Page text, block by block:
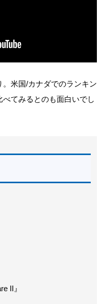
米国/カナダでのランキン
てみるとのも面白いでし
II』